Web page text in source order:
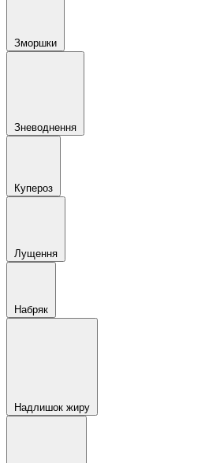
Зморшки
Зневоднення
Купероз
Лущення
Набряк
Надлишок жиру